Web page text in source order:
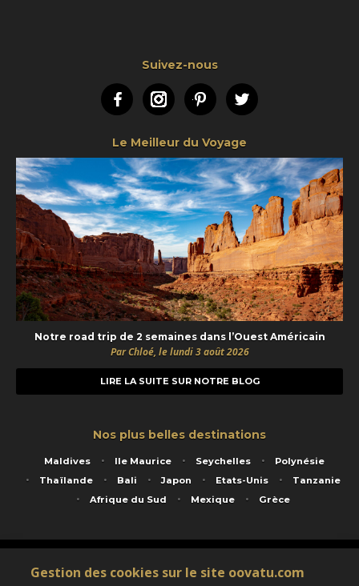
Suivez-nous
FacebookInstagramPinterestTwitter
Le Meilleur du Voyage
Notre road trip de 2 semaines dans l’Ouest Américain
Par Chloé, le lundi 3 août 2026
LIRE LA SUITE SUR NOTRE BLOG
Nos plus belles destinations
Maldives Ile Maurice Seychelles
Polynésie
Thaïlande
Bali Japon Etats-Unis
Tanzanie
Afrique du Sud
Mexique Grèce
Service animé par Nautil Voyages - 22 rue Georges Picquart 75017 Paris - S.A.S
au capital de 155 696 euros - RCS Paris B 423 671 973 - Code APE 7911Z
Gestion des cookies sur le site oovatu.com